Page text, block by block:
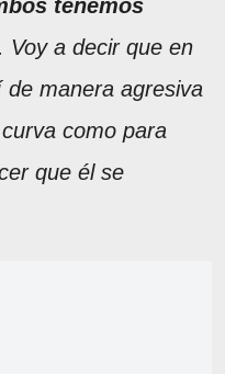
tenemos
. Voy a decir que en
manera agresiva
como para
que él se